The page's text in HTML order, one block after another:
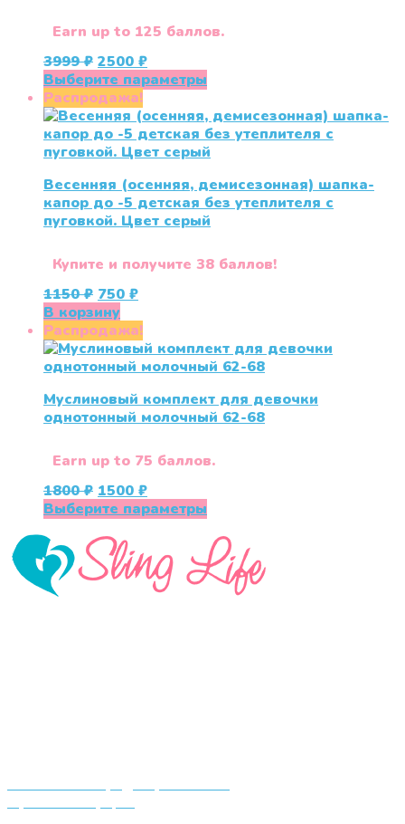
товара.
Earn up to 125 баллов.
3999₽ Первоначальная
цена
составляла
3999 ₽.
2500 ₽Текущая
цена:
Выберите параметры
имеет
несколько
вариаций.
можно
выбрать
на
товара.
Распродажа!
Весенняя (осенняя, демисезонная) шапка-
капор до -5 детская без утеплителя с
пуговкой. Цвет серый
Купите и получите 38 баллов!
1150₽ Первоначальная
цена
составляла
1150 ₽.
750 ₽Текущая
750 ₽.
В корзину
Распродажа!
Муслиновый комплект для девочки
однотонный молочный 62-68
Earn up to 75 баллов.
1800₽ Первоначальная
цена
1800 ₽.
1500 ₽Текущая
цена:
Выберите параметры
имеет
несколько
вариаций.
Опции